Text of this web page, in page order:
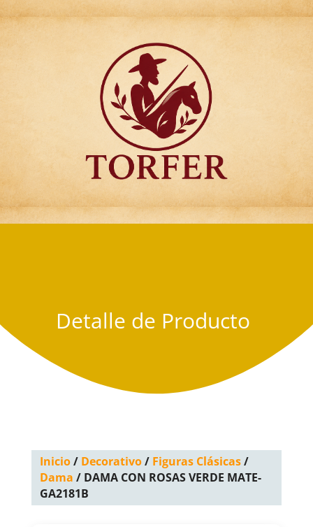
Articulos para
Regalo Torfer.
Detalle de Producto
Inicio/ Decorativo/ Figuras Clásicas/
Dama / DAMA CON ROSAS VERDE MATE-
GA2181B